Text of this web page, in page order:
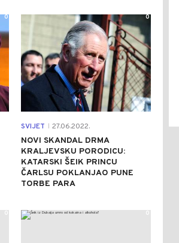
0
SVIJET 27.06.2022.
NOVI SKANDAL DRMA
KRALJEVSKU PORODICU:
KATARSKI ŠEIK PRINCU
ČARLSU POKLANJAO PUNE
TORBE PARA
0
0 0